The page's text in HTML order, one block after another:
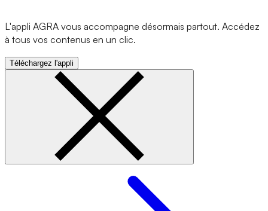
L'appli AGRA vous accompagne désormais partout. Accédez
à tous vos contenus en un clic.
Téléchargez l'appli